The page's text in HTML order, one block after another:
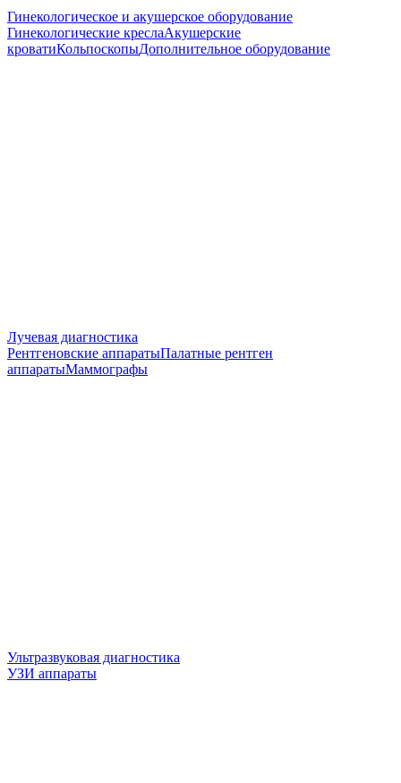
Гинекологическое и акушерское оборудование
Гинекологические креслаАкушерские
кроватиКольпоскопыДополнительное оборудование
Лучевая диагностика
Рентгеновские аппаратыПалатные рентген
аппаратыМаммографы
Ультразвуковая диагностика
УЗИ аппараты